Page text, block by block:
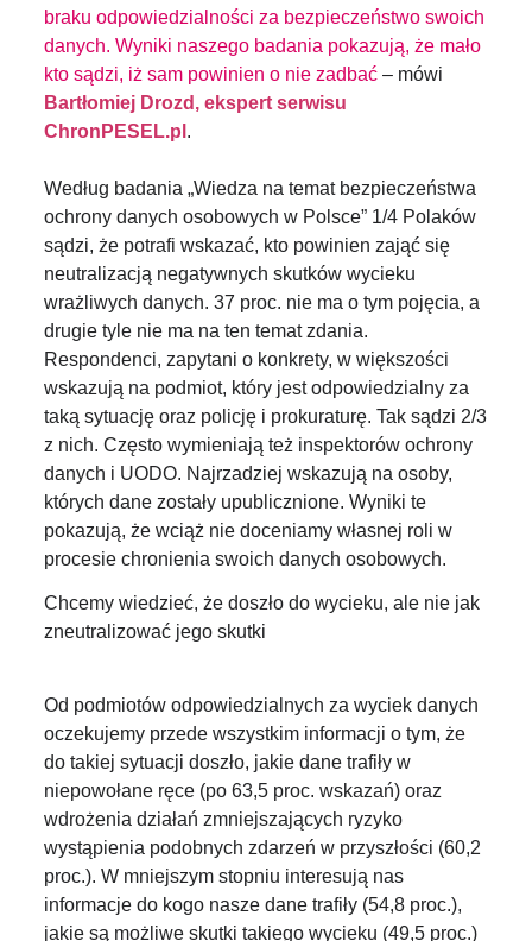
braku odpowiedzialności za bezpieczeństwo swoich
danych. Wyniki naszego badania pokazują, że mało
kto sądzi, iż sam powinien o nie zadbać – mówi
Bartłomiej Drozd, ekspert serwisu
ChronPESEL.pl .
Według badania „Wiedza na temat bezpieczeństwa
ochrony danych osobowych w Polsce” 1/4 Polaków
sądzi, że potrafi wskazać, kto powinien zająć się
neutralizacją negatywnych skutków wycieku
wrażliwych danych. 37 proc. nie ma o tym pojęcia, a
drugie tyle nie ma na ten temat zdania.
Respondenci, zapytani o konkrety, w większości
wskazują na podmiot, który jest odpowiedzialny za
taką sytuację oraz policję i prokuraturę. Tak sądzi 2/3
z nich. Często wymieniają też inspektorów ochrony
danych i UODO. Najrzadziej wskazują na osoby,
których dane zostały upublicznione. Wyniki te
pokazują, że wciąż nie doceniamy własnej roli w
procesie chronienia swoich danych osobowych.
Chcemy wiedzieć, że doszło do wycieku, ale nie jak
zneutralizować jego skutki
Od podmiotów odpowiedzialnych za wyciek danych
oczekujemy przede wszystkim informacji o tym, że
do takiej sytuacji doszło, jakie dane trafiły w
niepowołane ręce (po 63,5 proc. wskazań) oraz
wdrożenia działań zmniejszających ryzyko
wystąpienia podobnych zdarzeń w przyszłości (60,2
proc.). W mniejszym stopniu interesują nas
informacje do kogo nasze dane trafiły (54,8 proc.),
jakie są możliwe skutki takiego wycieku (49,5 proc.)